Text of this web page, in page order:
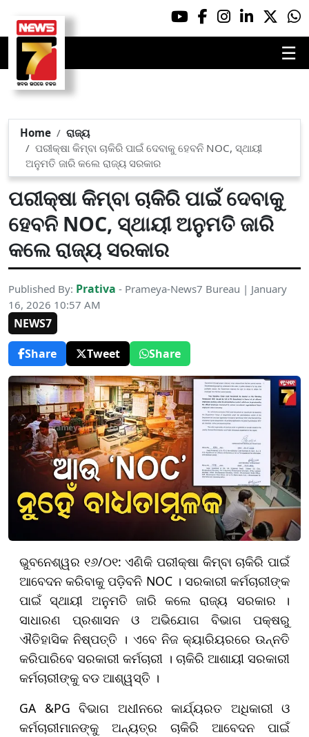
☰
Home
ରାଜ୍ୟ
ପରୀକ୍ଷା କିମ୍ବା ଚାକିରି ପାଇଁ ଦେବାକୁ ହେବନି NOC, ସ୍ଥାୟୀ
ଅନୁମତି ଜାରି କଲେ ରାଜ୍ୟ ସରକାର
ପରୀକ୍ଷା କିମ୍ବା ଚାକିରି ପାଇଁ ଦେବାକୁ
ହେବନି NOC, ସ୍ଥାୟୀ ଅନୁମତି ଜାରି
କଲେ ରାଜ୍ୟ ସରକାର
Published By: Prativa - Prameya-News7 Bureau | January
16, 2026 10:57 AM
NEWS7
Share
Tweet Share
ଭୁବନେଶ୍ୱର ୧୬/୦୧: ଏଣିକି ପରୀକ୍ଷା କିମ୍ବା ଚାକିରି ପାଇଁ
ଆବେଦନ କରିବାକୁ ପଡ଼ିବନି NOC । ସରକାରୀ କର୍ମଚାରୀଙ୍କ
ପାଇଁ ସ୍ଥାୟୀ ଅନୁମତି ଜାରି କଲେ ରାଜ୍ୟ ସରକାର ।
ସାଧାରଣ ପ୍ରଶାସନ ଓ ଅଭିଯୋଗ ବିଭାଗ ପକ୍ଷରୁ
ଐତିହାସିକ ନିଷ୍ପତ୍ତି । ଏବେ ନିଜ କ୍ୟାରିୟରରେ ଉନ୍ନତି
କରିପାରିବେ ସରକାରୀ କର୍ମଚାରୀ । ଚାକିରି ଆଶାୟୀ ସରକାରୀ
କର୍ମଚାରୀଙ୍କୁ ବଡ ଆଶ୍ୱସ୍ତି ।
GA &PG ବିଭାଗ ଅଧୀନରେ କାର୍ଯ୍ୟରତ ଅଧିକାରୀ ଓ
କର୍ମଚାରୀମାନଙ୍କୁ ଅନ୍ୟତ୍ର ଚାକିରି ଆବେଦନ ପାଇଁ